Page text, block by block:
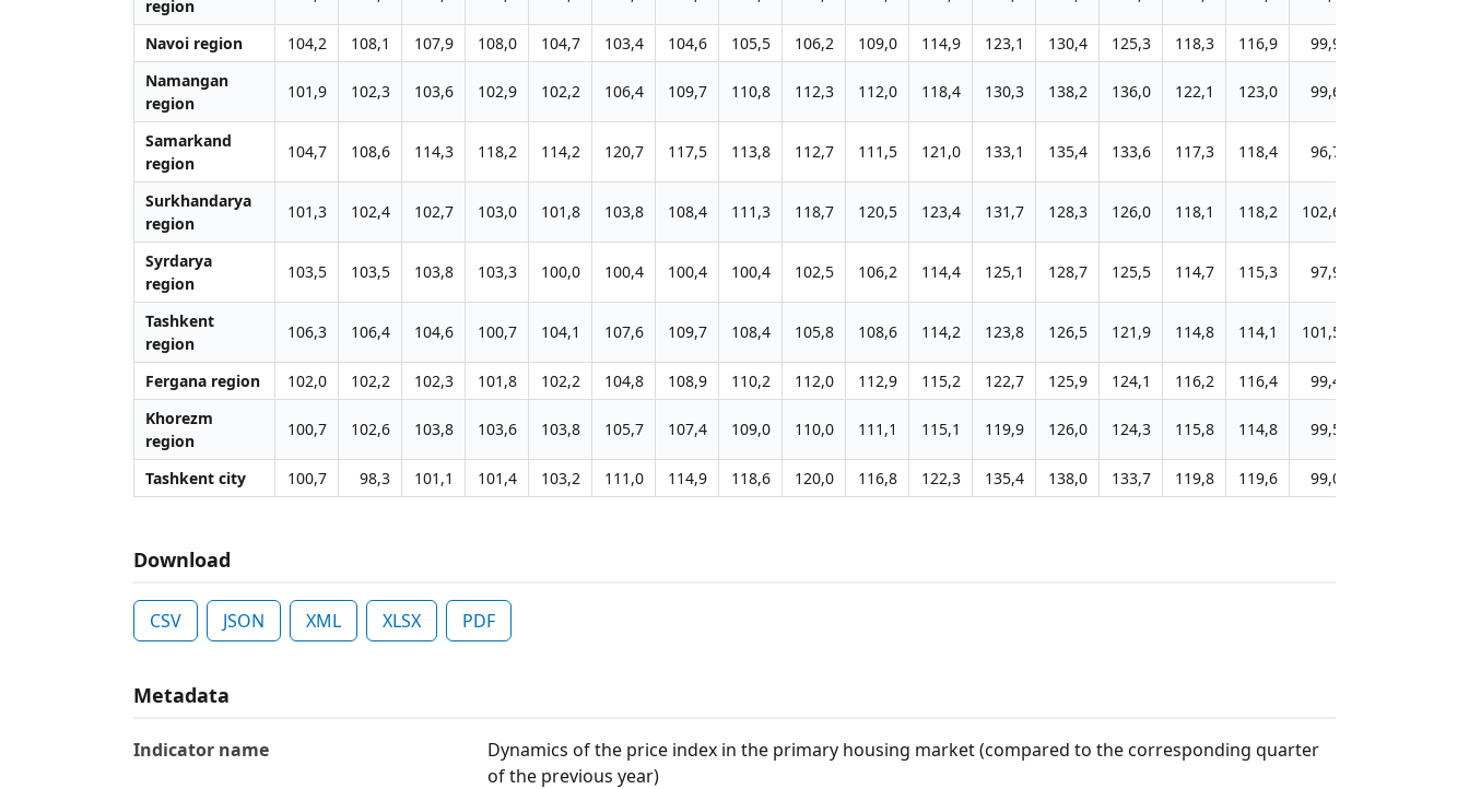
region
Navoi region 104,2 108,1 107,9 108,0 104,7 103,4 104,6 105,5 106,2 109,0 114,9 123,1 130,4 125,3 118,3 116,9 99,9
Namangan
region
101,9 102,3 103,6 102,9 102,2 106,4 109,7 110,8 112,3 112,0 118,4 130,3 138,2 136,0 122,1 123,0 99,6
Samarkand
region
104,7 108,6 114,3 118,2 114,2 120,7 117,5 113,8 112,7 111,5 121,0 133,1 135,4 133,6 117,3 118,4 96,7
Surkhandarya
region
101,3 102,4 102,7 103,0 101,8 103,8 108,4 111,3 118,7 120,5 123,4 131,7 128,3 126,0 118,1 118,2 102,6
Syrdarya
region
103,5 103,5 103,8 103,3 100,0 100,4 100,4 100,4 102,5 106,2 114,4 125,1 128,7 125,5 114,7 115,3 97,9
Tashkent
region
106,3 106,4 104,6 100,7 104,1 107,6 109,7 108,4 105,8 108,6 114,2 123,8 126,5 121,9 114,8 114,1 101,5
Fergana region 102,0 102,2 102,3 101,8 102,2 104,8 108,9 110,2 112,0 112,9 115,2 122,7 125,9 124,1 116,2 116,4 99,4
Khorezm
region
100,7 102,6 103,8 103,6 103,8 105,7 107,4 109,0 110,0 111,1 115,1 119,9 126,0 124,3 115,8 114,8 99,5
Tashkent city 100,7 98,3 101,1 101,4 103,2 111,0 114,9 118,6 120,0 116,8 122,3 135,4 138,0 133,7 119,8 119,6 99,0
Download
CSV JSON XML XLSX PDF
Metadata
Indicator name
Dynamics of the price index in the primary housing market (compared to the corresponding quarter
of the previous year)